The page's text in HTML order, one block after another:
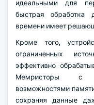
идеальными для
быстрая
времени имеет
Кроме того,
ограниченных
эффективно
Мемристоры с
возможностями
сохраняя данные